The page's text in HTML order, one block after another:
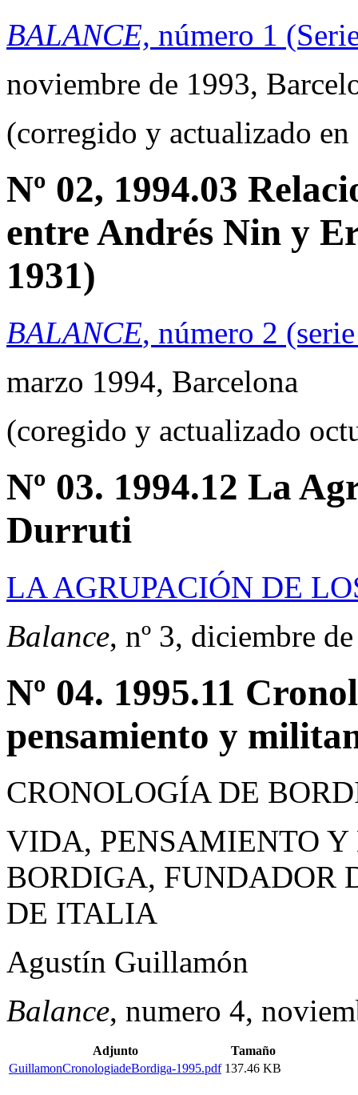
BALANCE, número 1
noviembre de 1993,
(corregido y actualizado
Nº 02, 1994.03
entre Andrés Nin y
1931)
BALANCE, número 2
marzo 1994, Barcelona
(coregido y actualizado
Nº 03. 1994.12 La
Durruti
LA AGRUPACIÓN DE
Balance, nº 3, diciembre
Nº 04. 1995.11
pensamiento y
CRONOLOGÍA DE
VIDA, PENSAMIENTO
BORDIGA, FUNDADOR
DE ITALIA
Agustín Guillamón
Balance, numero 4,
Adjunto
Tamaño
GuillamonCronologiadeBordiga-1995.pdf 137.46 KB